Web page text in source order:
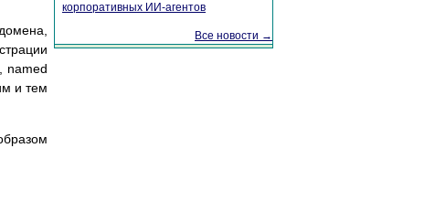
named
и тем
корпоративных ИИ-агентов
Все новости →